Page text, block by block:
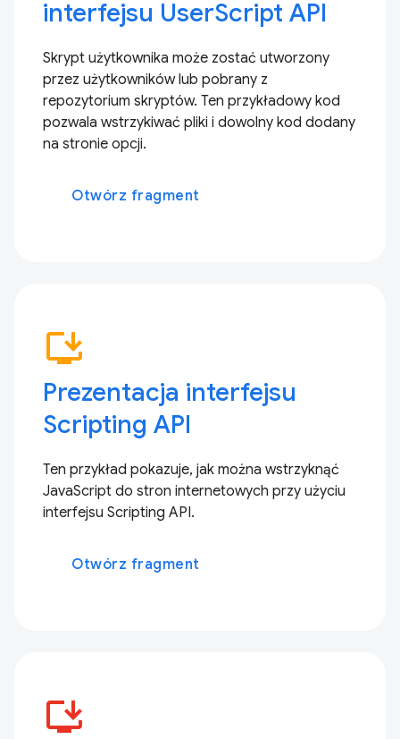
interfejsu UserScript API
Skrypt użytkownika może zostać utworzony
przez użytkowników lub pobrany z
repozytorium skryptów. Ten przykładowy kod
pozwala wstrzykiwać pliki i dowolny kod dodany
na stronie opcji.
Otwórz fragment
install_desktop
Prezentacja interfejsu
Scripting API
Ten przykład pokazuje, jak można wstrzyknąć
JavaScript do stron internetowych przy użyciu
interfejsu Scripting API.
Otwórz fragment
install_desktop